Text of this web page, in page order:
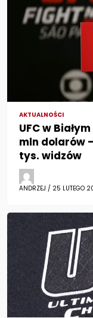
AKTUALNOŚCI
UFC w
mln dolarów
tys. widzów
ANDRZEJ / 25 LUTEGO